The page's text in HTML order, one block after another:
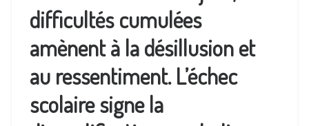
difficultés cumulées
amènent à la désillusion et
au ressentiment. L’échec
scolaire signe la